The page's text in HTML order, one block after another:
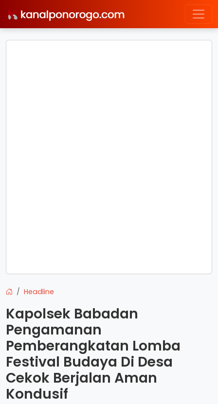
Headline
Kapolsek Babadan
Pengamanan
Pemberangkatan Lomba
Festival Budaya Di Desa
Cekok Berjalan Aman
Kondusif